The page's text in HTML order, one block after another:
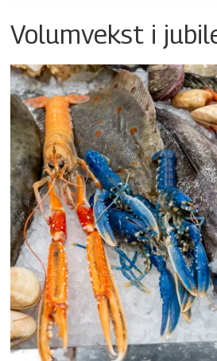
Volumvekst i